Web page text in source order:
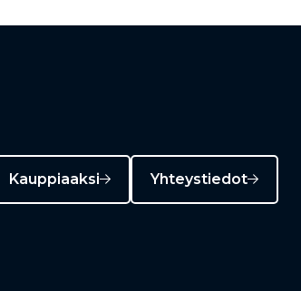
Kauppiaaksi Yhteystiedot